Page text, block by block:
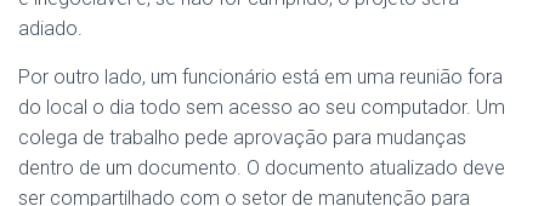
adiado.
Por outro lado, um funcionário está em uma reunião fora
do local o dia todo sem acesso ao seu computador. Um
colega de trabalho pede aprovação para mudanças
dentro de um documento. O documento atualizado deve
ser compartilhado com o setor de manutenção para